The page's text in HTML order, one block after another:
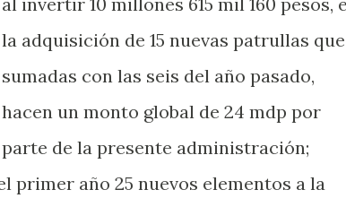
la adquisición de 15 nuevas patrullas que
sumadas con las seis del año pasado,
hacen un monto global de 24 mdp por
parte de la presente administración;
primer año 25 nuevos elementos a la